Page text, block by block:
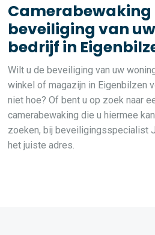
Camerabewaking
beveiliging van
bedrijf in
Wilt u de beveiliging van uw
winkel of magazijn in Eigenbilzen
niet hoe? Of bent u op zoek naar
camerabewaking die u hiermee
zoeken, bij beveiligingsspecialist
het juiste adres.